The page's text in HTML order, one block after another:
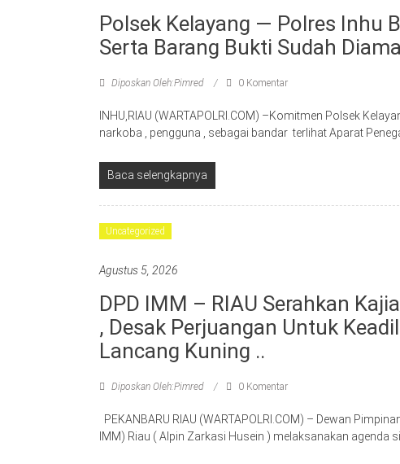
Polsek Kelayang — Polres Inhu
Serta Barang Bukti Sudah
Diposkan Oleh:Pimred 0 Komentar
INHU,RIAU (WARTAPOLRI.COM) –Komitmen Polsek
narkoba , pengguna , sebagai bandar terlihat Aparat
Baca selengkapnya
Uncategorized
Agustus 5, 2026
DPD IMM – RIAU Serahkan
, Desak Perjuangan Untuk
Lancang Kuning ..
Diposkan Oleh:Pimred 0 Komentar
PEKANBARU RIAU (WARTAPOLRI.COM) – Dewan
IMM) Riau ( Alpin Zarkasi Husein ) melaksanakan agenda